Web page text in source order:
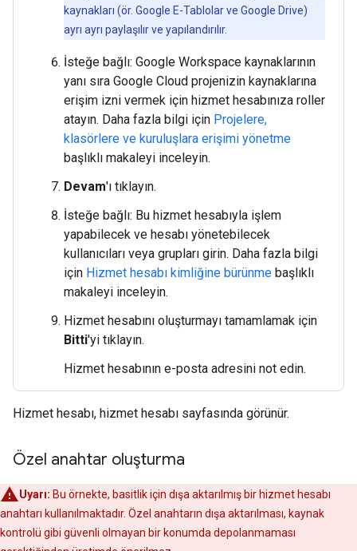
kaynakları (ör. Google E-Tablolar ve Google Drive)
ayrı ayrı paylaşılır ve yapılandırılır.
İsteğe bağlı: Google Workspace kaynaklarının
yanı sıra Google Cloud projenizin kaynaklarına
erişim izni vermek için hizmet hesabınıza roller
atayın. Daha fazla bilgi için Projelere,
klasörlere ve kuruluşlara erişimi yönetme
başlıklı makaleyi inceleyin.
Devam'ı tıklayın.
İsteğe bağlı: Bu hizmet hesabıyla işlem
yapabilecek ve hesabı yönetebilecek
kullanıcıları veya grupları girin. Daha fazla bilgi
için Hizmet hesabı kimliğine bürünme başlıklı
makaleyi inceleyin.
Hizmet hesabını oluşturmayı tamamlamak için
Bitti'yi tıklayın.
Hizmet hesabının e-posta adresini not edin.
Hizmet hesabı, hizmet hesabı sayfasında görünür.
Özel anahtar oluşturma
Uyarı: Bu örnekte, basitlik için dışa aktarılmış bir hizmet hesabı
anahtarı kullanılmaktadır. Özel anahtarın dışa aktarılması, kaynak
kontrolü gibi güvenli olmayan bir konumda depolanmaması